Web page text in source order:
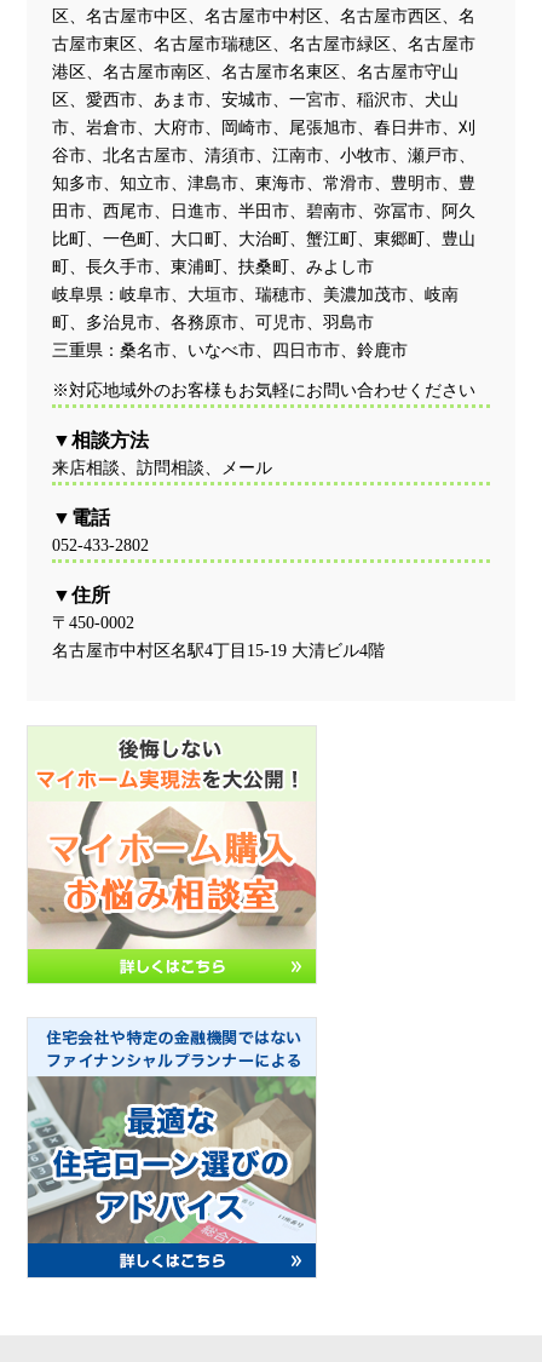
区、名古屋市中区、名古屋市中村区、名古屋市西区、名
古屋市東区、名古屋市瑞穂区、名古屋市緑区、名古屋市
港区、名古屋市南区、名古屋市名東区、名古屋市守山
区、愛西市、あま市、安城市、一宮市、稲沢市、犬山
市、岩倉市、大府市、岡崎市、尾張旭市、春日井市、刈
谷市、北名古屋市、清須市、江南市、小牧市、瀬戸市、
知多市、知立市、津島市、東海市、常滑市、豊明市、豊
田市、西尾市、日進市、半田市、碧南市、弥冨市、阿久
比町、一色町、大口町、大治町、蟹江町、東郷町、豊山
町、長久手市、東浦町、扶桑町、みよし市
岐阜県：岐阜市、大垣市、瑞穂市、美濃加茂市、岐南
町、多治見市、各務原市、可児市、羽島市
三重県：桑名市、いなべ市、四日市市、鈴鹿市
※対応地域外のお客様もお気軽にお問い合わせください
相談方法
来店相談、訪問相談、メール
電話
052-433-2802
住所
〒450-0002
名古屋市中村区名駅4丁目15-19 大清ビル4階